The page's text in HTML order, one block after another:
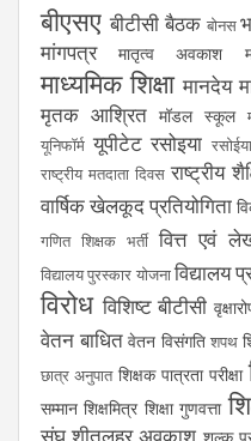
बीएसए बीटीसी बैठक बोनस
मांगपत्र
मातृत्व अवकाश
माध्यमिक शिक्षा मानदेय
मृतक आश्रित मॉडल स्कूल
यूनिफॉर्म यूपीटेट रसोइया रसोईया
राष्ट्रीय मतदाता दिवस राष्ट्रीय
वार्षिक खेलकूद प्रतियोगिता
गणित शिक्षक भर्ती वित्त एवं
विद्यालय पुरस्कार योजनाविद्यालय
विरोध विशिष्ट बीटीसी
वेतन बाधित वेतन विसंगति शपथ
छात्र अनुपात शिक्षक पात्रता परीक्षा
सम्मान शिक्षमित्र शिक्षा गुणवत्ता